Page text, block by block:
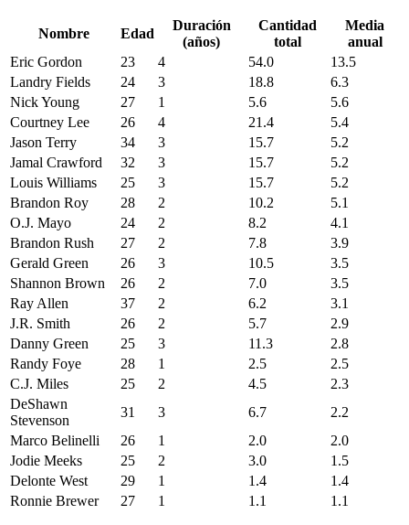
Nombre Edad
Duración
(años)
Cantidad
total
Media
anual
Eric Gordon
23 4 54.0
13.5
Landry Fields
24 3 18.8
6.3
Nick Young
27 1 5.6
5.6
Courtney Lee
26 4 21.4
5.4
Jason Terry
34 3 15.7
5.2
Jamal Crawford
32 3 15.7
5.2
Louis Williams
25 3 15.7
5.2
Brandon Roy
28 2 10.2
5.1
O.J. Mayo
24 2 8.2
4.1
Brandon Rush
27 2 7.8
3.9
Gerald Green
26 3 10.5
3.5
Shannon Brown
26 2 7.0
3.5
Ray Allen
37 2 6.2
3.1
J.R. Smith
26 2 5.7
2.9
Danny Green
25 3 11.3
2.8
Randy Foye
28 1 2.5
2.5
C.J. Miles
25 2 4.5
2.3
DeShawn
Stevenson
31 3 6.7
2.2
Marco Belinelli
26 1 2.0
2.0
Jodie Meeks
25 2 3.0
1.5
Delonte West
29 1 1.4
1.4
Ronnie Brewer
27 1 1.1 1.1